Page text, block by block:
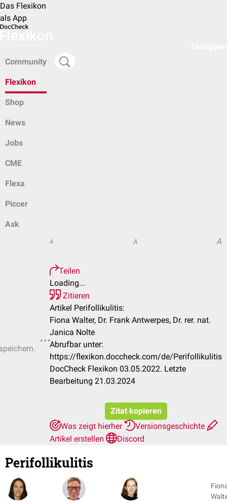
Das Flexikon
als App
Community
Flexikon
Shop
News
Jobs
CME
Flexa
Piccer
Ask
A A A
Teilen
Loading...
Zitieren
Artikel Perifollikulitis:
Fiona Walter, Dr. Frank Antwerpes, Dr. rer. nat.
Janica Nolte
Abrufbar unter:
https://flexikon.doccheck.com/de/Perifollikulitis
DocCheck Flexikon 03.05.2022. Letzte
Bearbeitung 21.03.2024
Zitat kopieren
Was zeigt hierher
Versionsgeschichte
Artikel erstellen
Discord
Perifollikulitis